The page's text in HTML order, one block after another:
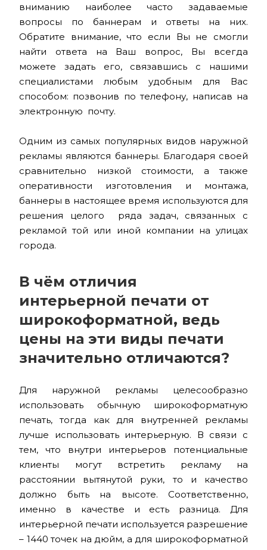
вниманию наиболее часто задаваемые
вопросы по баннерам и ответы на них.
Обратите внимание, что если Вы не смогли
найти ответа на Ваш вопрос, Вы всегда
можете задать его, связавшись с нашими
специалистами любым удобным для Вас
способом: позвонив по телефону, написав на
электронную почту.
Одним из самых популярных видов наружной
рекламы являются баннеры. Благодаря своей
сравнительно низкой стоимости, а также
оперативности изготовления и монтажа,
баннеры в настоящее время используются для
решения целого ряда задач, связанных с
рекламой той или иной компании на улицах
города.
В чём отличия
интерьерной печати от
широкоформатной, ведь
цены на эти виды печати
значительно отличаются?
Для наружной рекламы целесообразно
использовать обычную широкоформатную
печать, тогда как для внутренней рекламы
лучше использовать интерьерную. В связи с
тем, что внутри интерьеров потенциальные
клиенты могут встретить рекламу на
расстоянии вытянутой руки, то и качество
должно быть на высоте. Соответственно,
именно в качестве и есть разница. Для
интерьерной печати используется разрешение
– 1440 точек на дюйм, а для широкоформатной